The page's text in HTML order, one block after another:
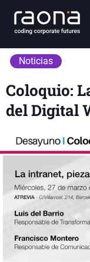
Noticias
Coloquio:
del Digital